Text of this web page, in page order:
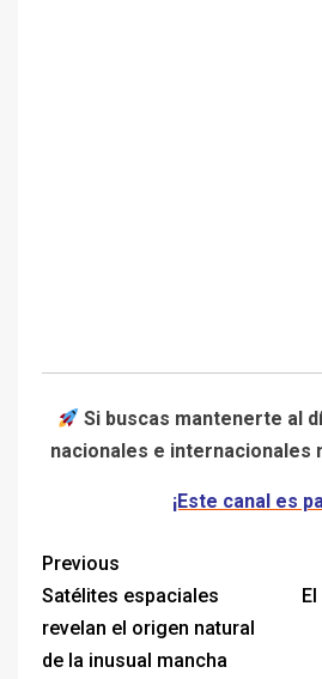
Si buscas mantenerte al
nacionales e internacionales
¡Este canal es
Previous
Satélites espaciales
revelan el origen natural
de la inusual mancha